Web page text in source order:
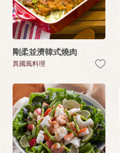
剛柔並濟韓式燒肉
異國風料理